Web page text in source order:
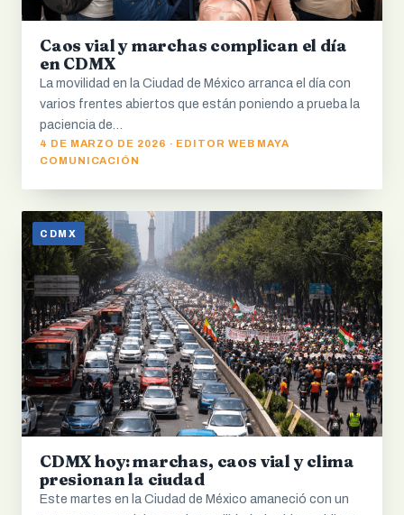
Caos vial y marchas complican el día
en CDMX
La movilidad en la Ciudad de México arranca el día con
varios frentes abiertos que están poniendo a prueba la
paciencia de…
4 DE MARZO DE 2026 · EDITOR WEB MAYA
COMUNICACIÓN
CDMX
CDMX hoy: marchas, caos vial y clima
presionan la ciudad
Este martes en la Ciudad de México amaneció con un